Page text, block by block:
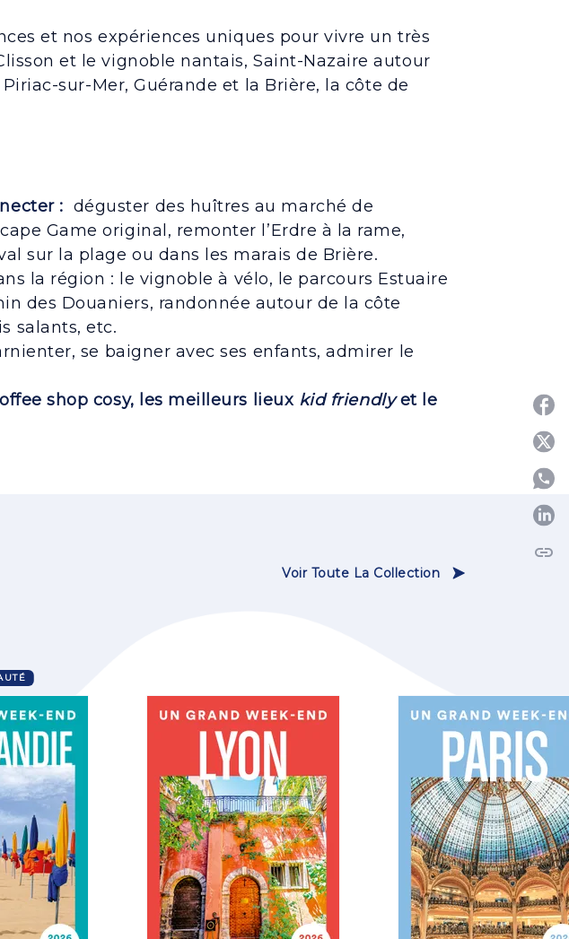
et nos expériences uniques pour vivre un très
et le vignoble nantais, Saint-Nazaire autour
sur-Mer, Guérande et la Brière, la côte de
: déguster des huîtres au marché de
Game original, remonter l’Erdre à la rame,
sur la plage ou dans les marais de Brière.
la région : le vignoble à vélo, le parcours Estuaire
des Douaniers, randonnée autour de la côte
salants, etc.
se baigner avec ses enfants, admirer le
shop cosy, les meilleurs lieux kid friendlyet le
Voir Toute La Collection
link